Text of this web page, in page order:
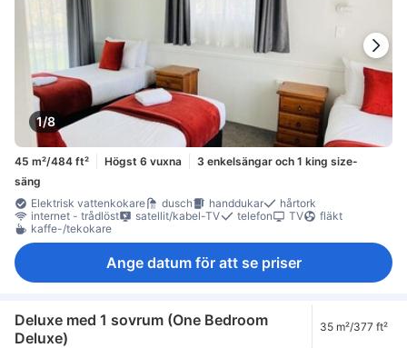
1/8
45 m²/484 ft² Högst 6 vuxna
3 enkelsängar och 1 king size-
säng
Elektrisk vattenkokare
dusch handdukar
hårtork
internet - trådlöst
satellit/kabel-TV telefon TV
fläkt
kaffe-/tekokare
Ange datum för att se priser
Deluxe med 1 sovrum (One Bedroom
Deluxe)
35 m²/377 ft²